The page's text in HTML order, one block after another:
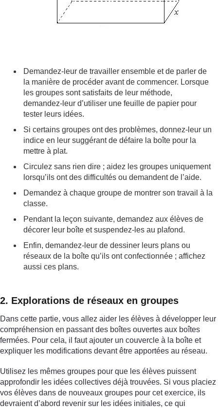
Demandez-leur de travailler ensemble et de parler de
la manière de procéder avant de commencer. Lorsque
les groupes sont satisfaits de leur méthode,
demandez-leur d’utiliser une feuille de papier pour
tester leurs idées.
Si certains groupes ont des problèmes, donnez-leur un
indice en leur suggérant de défaire la boîte pour la
mettre à plat.
Circulez sans rien dire ; aidez les groupes uniquement
lorsqu’ils ont des difficultés ou demandent de l’aide.
Demandez à chaque groupe de montrer son travail à la
classe.
Pendant la leçon suivante, demandez aux élèves de
décorer leur boîte et suspendez-les au plafond.
Enfin, demandez-leur de dessiner leurs plans ou
réseaux de la boîte qu’ils ont confectionnée ; affichez
aussi ces plans.
2. Explorations de réseaux en groupes
Dans cette partie, vous allez aider les élèves à développer leur
compréhension en passant des boîtes ouvertes aux boîtes
fermées. Pour cela, il faut ajouter un couvercle à la boîte et
expliquer les modifications devant être apportées au réseau.
Utilisez les mêmes groupes pour que les élèves puissent
approfondir les idées collectives déjà trouvées. Si vous placiez
vos élèves dans de nouveaux groupes pour cet exercice, ils
devraient d’abord revenir sur les idées initiales, ce qui